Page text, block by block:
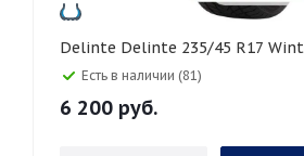
Delinte Delinte 235/45 R17
Есть в наличии (81)
6 200 руб.